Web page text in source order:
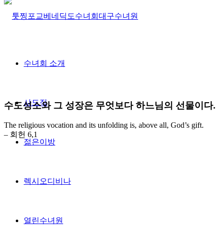
수녀회 소개
사도직
젊은이방
렉시오디비나
열린수녀원
수도성소와 그 성장은 무엇보다 하느님의 선물이다.
The religious vocation and its unfolding is, above all, God’s gift.
– 회헌 6,1